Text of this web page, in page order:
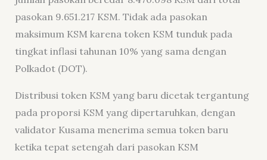
pasokan 9.651.217 KSM. Tidak ada pasokan
maksimum KSM karena token KSM tunduk pada
tingkat inflasi tahunan 10% yang sama dengan
Polkadot (DOT).
Distribusi token KSM yang baru dicetak tergantung
pada proporsi KSM yang dipertaruhkan, dengan
validator Kusama menerima semua token baru
ketika tepat setengah dari pasokan KSM